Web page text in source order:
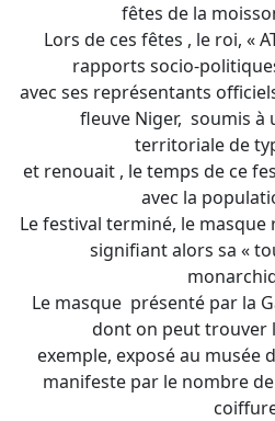
fêtes de la
Lors de ces fêtes , le roi, «
rapports socio-
avec ses représentants
fleuve Niger, soumis à
territoriale de
et renouait , le temps de ce
avec la
Le festival terminé, le
signifiant alors sa «
Le masque présenté par la
dont on peut trouver
exemple, exposé au musée
manifeste par le nombre